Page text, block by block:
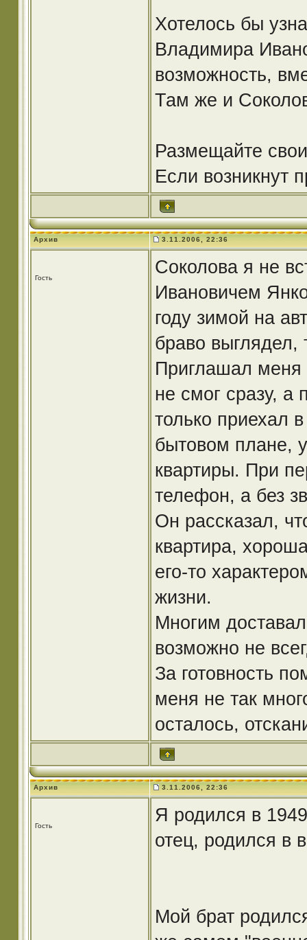
Хотелось бы
Владимира
возможность,
Там же и
Размещайте
Если возникнут
Архив 3.11.2006, 22:36
Гость
Соколова я не
Ивановичем
году зимой на
браво выглядел,
Приглашал меня
не смог сразу, а
только приехал
бытовом плане,
квартиры. При
телефон, а без
Он рассказал,
квартира,
его-то
жизни.
Многим
возможно не
За готовность
меня не так
осталось,
Архив 3.11.2006, 22:36
Гость
Я родился в
отец, родился в
Мой брат